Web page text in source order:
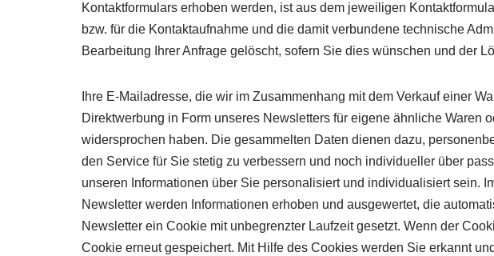
Kontaktformulars erhoben werden, ist aus dem jeweiligen
bzw. für die Kontaktaufnahme und die damit verbundene technische
Bearbeitung Ihrer Anfrage gelöscht, sofern Sie dies wünschen und der
Ihre E-Mailadresse, die wir im Zusammenhang mit dem Verkauf einer
Direktwerbung in Form unseres Newsletters für eigene ähnliche
widersprochen haben. Die gesammelten Daten dienen dazu,
den Service für Sie stetig zu verbessern und noch individueller über
unseren Informationen über Sie personalisiert und individualisiert sein.
Newsletter werden Informationen erhoben und ausgewertet, die
Newsletter ein Cookie mit unbegrenzter Laufzeit gesetzt. Wenn der
Cookie erneut gespeichert. Mit Hilfe des Cookies werden Sie erkannt